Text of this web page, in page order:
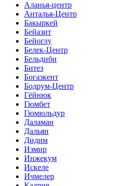
Аланья-центр
Анталья-Центр
Бакыркей
Бейазит
Бейоглу
Белек-Центр
Бельдиби
Битез
Богазкент
Бодрум-Центр
Гёйнюк
Гюмбет
Гюмюльдур
Даламан
Дальян
Дидим
Измир
Инжекум
Искеле
Ичмелер